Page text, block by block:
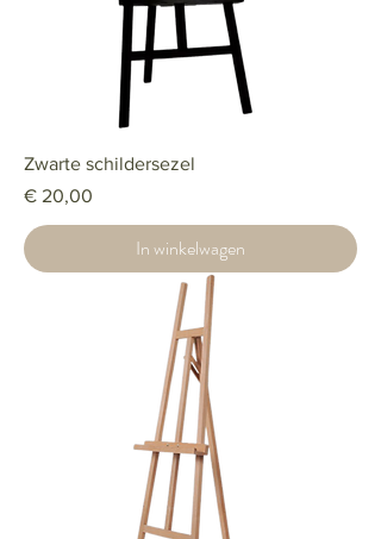
Zwarte schildersezel
Prijs
€ 20,00
In winkelwagen